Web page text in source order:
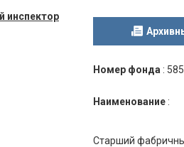
инспектор
Номер фонда : 585
Наименование :
Старший